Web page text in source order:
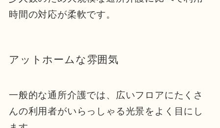
時間の対応が柔軟です。
アットホームな雰囲気
一般的な通所介護では、広いフロアにたくさ
んの利用者がいらっしゃる光景をよく目にし